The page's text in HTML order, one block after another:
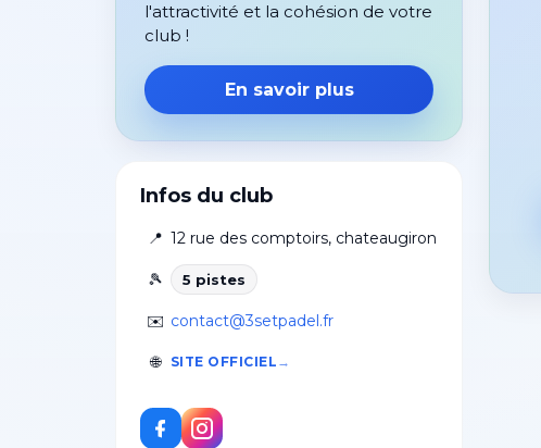
l'attractivité et la cohésion de votre
club !
En savoir plus
Infos du club
📍 12 rue des comptoirs, chateaugiron
🎾 5 pistes
✉️ contact@3setpadel.fr
🌐 SITE OFFICIEL